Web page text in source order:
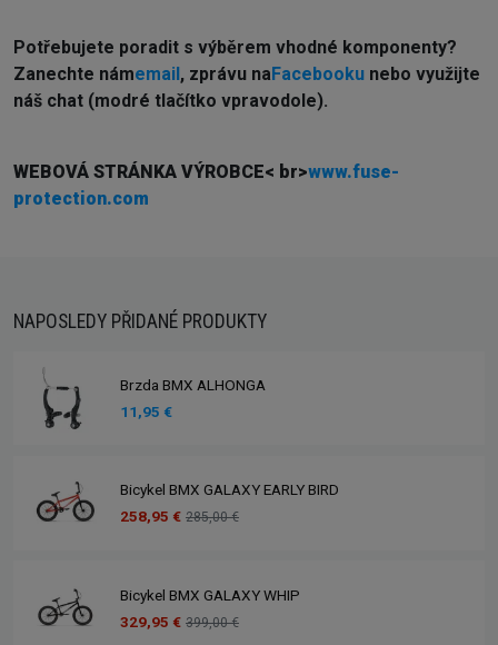
Potřebujete poradit s výběrem vhodné komponenty?
Zanechte námemail, zprávu naFacebooku nebo využijte
náš chat (modré tlačítko vpravodole).
WEBOVÁ STRÁNKA VÝROBCE< br>www.fuse-
protection.com
NAPOSLEDY PŘIDANÉ PRODUKTY
Brzda BMX ALHONGA
11,95 €
Bicykel BMX GALAXY EARLY BIRD
258,95 € 285,00 €
Bicykel BMX GALAXY WHIP
329,95 € 399,00 €